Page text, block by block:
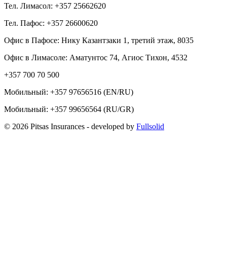
Тел. Лимасол: +357 25662620
Тел. Пафос: +357 26600620
Офис в Пафосе: Нику Казантзаки 1, третий этаж, 8035
Офис в Лимасоле: Аматунтос 74, Агиос Тихон, 4532
+357 700 70 500
Мобильный: +357 97656516 (EN/RU)
Мобильный: +357 99656564 (RU/GR)
© 2026 Pitsas Insurances - developed by Fullsolid